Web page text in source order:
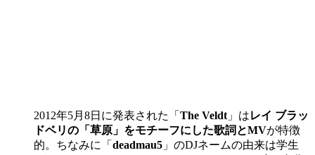
2012年5月8日に発表された「 The Veldt 」はレイ ブラッ
ドベリの「草原」をモチーフにした歌詞とMVが特徴
的。ちなみに「 deadmau5 」のDJネームの由来は学生